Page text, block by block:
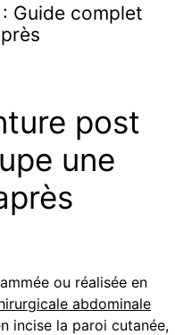
Guide complet
post
une
ou réalisée en
abdominale
incise la paroi cutanée,